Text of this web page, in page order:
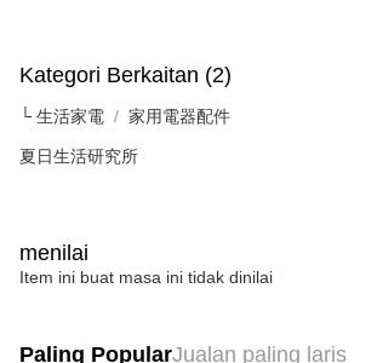
Kategori Berkaitan (2)
└ 生活家電 家用電器配件
夏日生活研究所
menilai
Item ini buat masa ini tidak dinilai
Paling PopularJualan paling laris